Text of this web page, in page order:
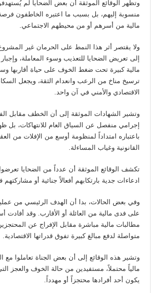
وتظهر الوقائع الموثقة أن بعض الضحايا لم
منسوبة إليهم، بل بسبب ما اعتبره الخاطفون
مالية من أسرهم أو من محيطهم الاجتماعي.
ولا يقتصر أثر هذا النمط على الحرمان غير
إلى تعريض الضحايا للتعذيب وسوء المعاملة،
مالية كبيرة تحت ضغط الخوف على حياة أقاربها
ترسيخ مناخ من الرعب وانعدام الثقة، ويجعل
الاقتصادي والأمني في آن واحد.
وتشير الشهادات الموثقة إلى أن الخطف مقابل
إجرامي منفصل عن السياق العام للانتهاكات، بل
باعتباره امتداداً لمنظومة أوسع من الإفلات من
القانونية وغياب المساءلة.
تكشف الوقائع الموثقة أن عدداً من الضحايا
ادعاءات جدية بارتكابهم أفعالاً جنائية أو
وفي بعض الحالات، بدا أن الهدف الرئيسي من
على فدى مالية من العائلة أو الأقارب. وقد أفادت
مطالبات مالية مباشرة مقابل الإفراج عن
متواصلة لدفع مبالغ كبيرة تفوق قدراتها الاقتصادية.
وتشير هذه الوقائع إلى أن بعض الجناة تعاملوا مع
مالياً محتملاً، مستفيدين من حالة الخوف والعجز
يكون أحد أفرادها محتجزاً أو مهدداً.